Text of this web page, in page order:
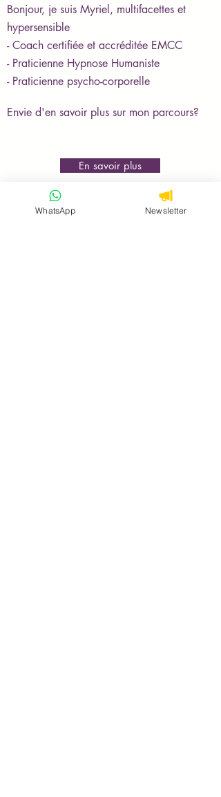
Bonjour, je suis Myriel, multifacettes et
hypersensible
- Coach certifiée et accréditée EMCC
- Praticienne Hypnose Humaniste
- Praticienne psycho-corporelle
Envie d'en savoir plus sur mon parcours?
En savoir plus
WhatsApp Newsletter